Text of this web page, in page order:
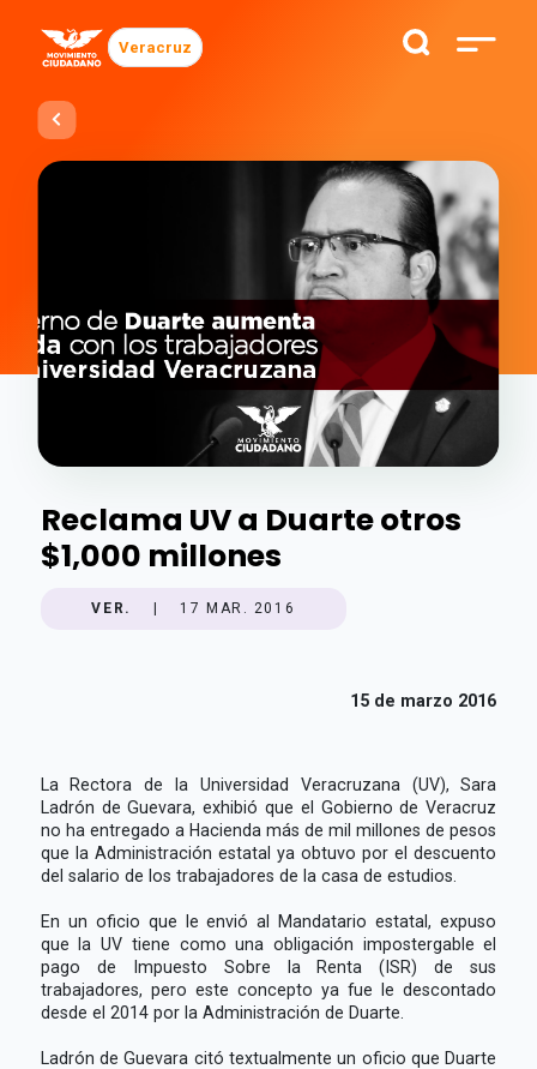
Veracruz
Reclama UV a Duarte otros
$1,000 millones
VER. 17 MAR. 2016
15 de marzo 2016
La Rectora de la Universidad Veracruzana (UV), Sara
Ladrón de Guevara, exhibió que el Gobierno de Veracruz
no ha entregado a Hacienda más de mil millones de pesos
que la Administración estatal ya obtuvo por el descuento
del salario de los trabajadores de la casa de estudios.
En un oficio que le envió al Mandatario estatal, expuso
que la UV tiene como una obligación impostergable el
pago de Impuesto Sobre la Renta (ISR) de sus
trabajadores, pero este concepto ya fue le descontado
desde el 2014 por la Administración de Duarte.
Ladrón de Guevara citó textualmente un oficio que Duarte